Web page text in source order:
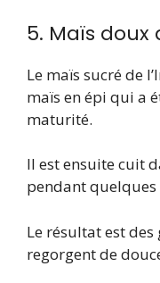
5. Maïs doux
Le maïs sucré de
maïs en épi qui a
maturité.
Il est ensuite cuit
pendant
Le résultat est
regorgent de